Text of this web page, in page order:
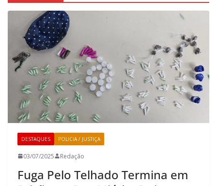
DESTAQUES POLICIA / JUSTIÇA
03/07/2025 Redação
Fuga Pelo Telhado Termina em